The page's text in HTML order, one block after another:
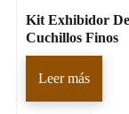
Kit Exhibidor
Cuchillos Finos
Leer más